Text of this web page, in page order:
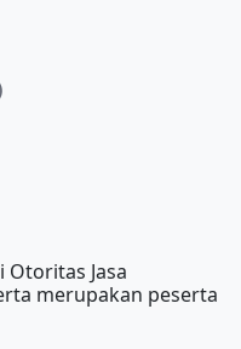
Jasa
merupakan peserta